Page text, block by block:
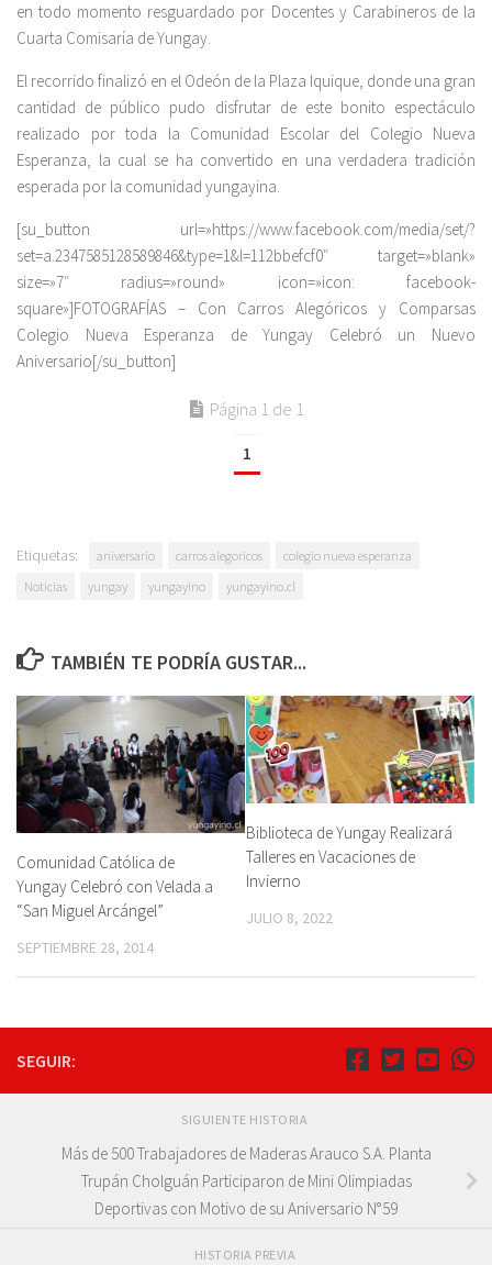
en todo momento resguardado por Docentes y Carabineros de la
Cuarta Comisaría de Yungay.
El recorrido finalizó en el Odeón de la Plaza Iquique, donde una gran
cantidad de público pudo disfrutar de este bonito espectáculo
realizado por toda la Comunidad Escolar del Colegio Nueva
Esperanza, la cual se ha convertido en una verdadera tradición
esperada por la comunidad yungayina.
[su_button url=»https://www.facebook.com/media/set/?
set=a.2347585128589846&type=1&l=112bbefcf0″ target=»blank»
size=»7″ radius=»round» icon=»icon: facebook-
square»]FOTOGRAFÍAS – Con Carros Alegóricos y Comparsas
Colegio Nueva Esperanza de Yungay Celebró un Nuevo
Aniversario[/su_button]
Página 1 de 1
1
Etiquetas: aniversario carros alegoricos
colegio nueva esperanza
Noticias
yungay yungayino yungayino.cl
TAMBIÉN TE PODRÍA GUSTAR...
Comunidad Católica de
Yungay Celebró con Velada a
“San Miguel Arcángel”
SEPTIEMBRE 28, 2014
Biblioteca de Yungay Realizará
Talleres en Vacaciones de
Invierno
JULIO 8, 2022
SEGUIR:
SIGUIENTE HISTORIA
Más de 500 Trabajadores de Maderas Arauco S.A. Planta
Trupán Cholguán Participaron de Mini Olimpiadas
Deportivas con Motivo de su Aniversario N°59
HISTORIA PREVIA